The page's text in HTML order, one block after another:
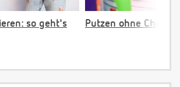
so geht's Putzen ohne Chemie